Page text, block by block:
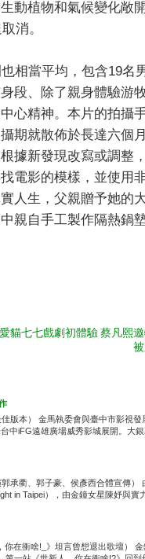
動植物和氣候變化敞
消。
相當平均，包含19名
段、除了親身體驗游
心精神。本片的拍攝
期就散佈於長達六個
據新發現改寫或調整
電影的模樣，並使用
人生，父親贈予她的
親自手工製作隔熱鍋
貓七七戲劇初體驗 蔡凡熙
版本） 金馬執委會與臺中市影視發
中iFG遠雄廣場威秀影城展開。大
承衢、郭子豪、侯彥西合體宣傳）
in Taipei），由金鐘女星陳妤與實
你在衝啥!_》坦言曾想退出歌壇）